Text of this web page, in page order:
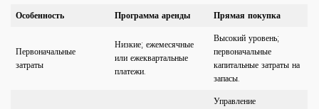
Особенность Программа аренды Прямая покупка
Первоначальные
затраты
Низкие; ежемесячные
или ежеквартальные
платежи.
Высокий уровень;
первоначальные
капитальные затраты на
запасы.
Управление